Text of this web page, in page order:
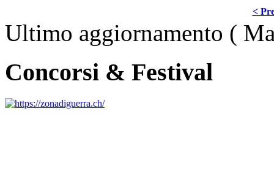
<
Ultimo aggiornamento (
Concorsi & Festival